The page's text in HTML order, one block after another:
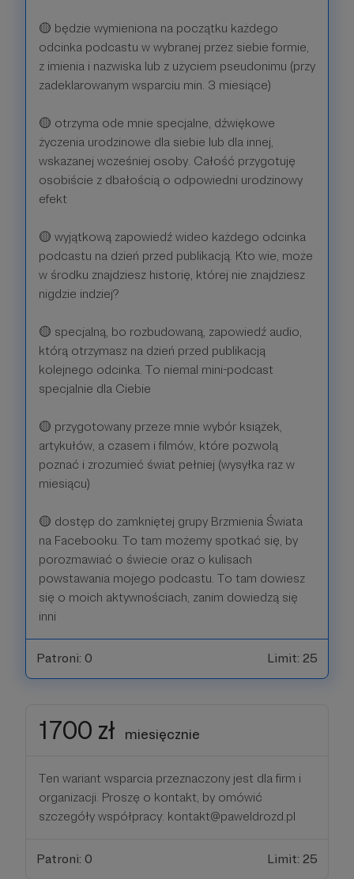
🟡 będzie wymieniona na początku każdego
odcinka podcastu w wybranej przez siebie formie,
z imienia i nazwiska lub z użyciem pseudonimu (przy
zadeklarowanym wsparciu min. 3 miesiące)
🟡 otrzyma ode mnie specjalne, dźwiękowe
życzenia urodzinowe dla siebie lub dla innej,
wskazanej wcześniej osoby. Całość przygotuję
osobiście z dbałością o odpowiedni urodzinowy
efekt
🟡 wyjątkową zapowiedź wideo każdego odcinka
podcastu na dzień przed publikacją. Kto wie, może
w środku znajdziesz historię, której nie znajdziesz
nigdzie indziej?
🟡 specjalną, bo rozbudowaną, zapowiedź audio,
którą otrzymasz na dzień przed publikacją
kolejnego odcinka. To niemal mini-podcast
specjalnie dla Ciebie
🟡 przygotowany przeze mnie wybór książek,
artykułów, a czasem i filmów, które pozwolą
poznać i zrozumieć świat pełniej (wysyłka raz w
miesiącu)
🟡 dostęp do zamkniętej grupy Brzmienia Świata
na Facebooku. To tam możemy spotkać się, by
porozmawiać o świecie oraz o kulisach
powstawania mojego podcastu. To tam dowiesz
się o moich aktywnościach, zanim dowiedzą się
inni
Patroni: 0 Limit: 25
1700 zł miesięcznie
Ten wariant wsparcia przeznaczony jest dla firm i
organizacji. Proszę o kontakt, by omówić
szczegóły współpracy: kontakt@paweldrozd.pl
Patroni: 0 Limit: 25